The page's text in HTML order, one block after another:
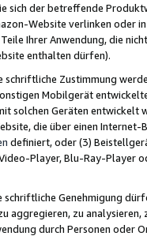
sich der betreffende
Website verlinken oder
Ihrer Anwendung, die
enthalten dürfen).
schriftliche Zustimmung
Mobilgerät
solchen Geräten
die über einen
definiert, oder (3)
Player, Blu-Ray-Player
schriftliche Genehmigung
aggregieren, zu
durch Personen